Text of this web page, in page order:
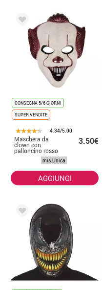
CONSEGNA 5/6 GIORNI
SUPER VENDITE
4.34/5.00
Maschera da
clown con
palloncino rosso
3.50€
mis.Unica
AGGIUNGI